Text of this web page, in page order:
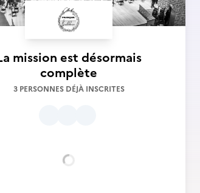
mission est désormais
complète
3 PERSONNES DÉJÀ INSCRITES